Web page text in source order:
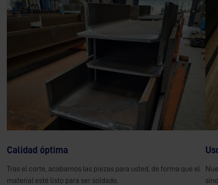
Calidad óptima
Tras el corte, acabamos las piezas para usted, de forma que el
material esté listo para ser soldado.